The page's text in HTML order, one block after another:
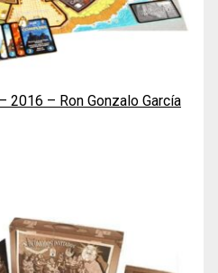
2016 – Ron Gonzalo García